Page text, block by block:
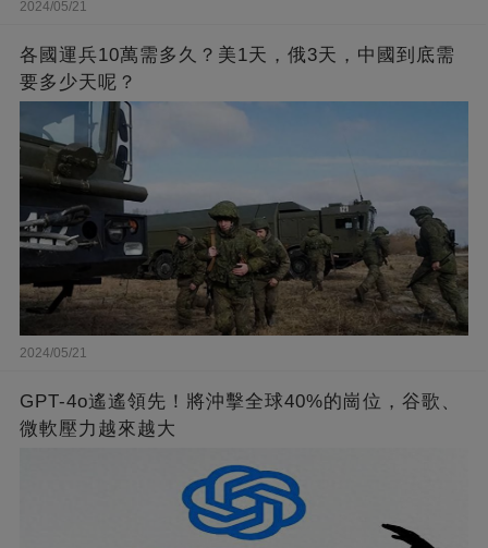
2024/05/21
各國運兵10萬需多久？美1天，俄3天，中國到底需
要多少天呢？
2024/05/21
GPT-4o遙遙領先！將沖擊全球40%的崗位，谷歌、
微軟壓力越來越大